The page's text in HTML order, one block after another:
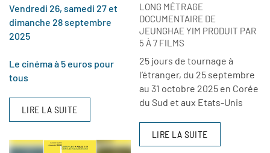
Vendredi 26, samedi 27 et
dimanche 28 septembre
2025
Le cinéma à 5 euros pour
tous
LIRE LA SUITE
LONG MÉTRAGE
DOCUMENTAIRE DE
JEUNGHAE YIM PRODUIT PAR
5 À 7 FILMS
25 jours de tournage à
l’étranger, du 25 septembre
au 31 octobre 2025 en Corée
du Sud et aux Etats-Unis
LIRE LA SUITE